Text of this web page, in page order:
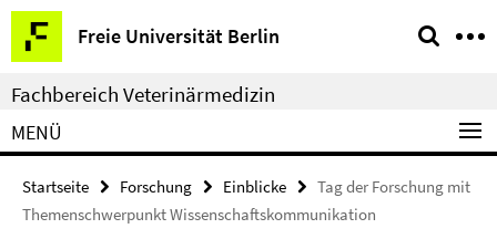
Springe
direkt
zu
Inhalt
Freie Universität Berlin
Service-
Navigation
Fachbereich Veterinärmedizin
MENÜ
Startseite Forschung Einblicke
Tag der Forschung mit
Themenschwerpunkt Wissenschaftskommunikation